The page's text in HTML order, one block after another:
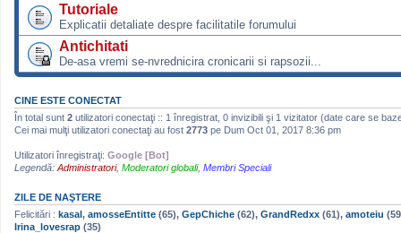
Tutoriale
Explicatii detaliate despre facilitatile forumului
Antichitati
De-asa vremi se-nvrednicira cronicarii si rapsozii...
CINE ESTE CONECTAT
În total sunt 2 utilizatori conectaţi :: 1 înregistrat, 0 invizibili şi 1 vizitator (date care se
Cei mai mulţi utilizatori conectaţi au fost 2773 pe Dum Oct 01, 2017 8:36 pm
Utilizatori înregistraţi: Google [Bot]
Legendă: Administratori, Moderatori globali, Membri Speciali
ZILE DE NAŞTERE
Felicitări : kasal, amosseEntitte (65), GepChiche (62), GrandRedxx (61), amoteiu
Irina_lovesrap (35)